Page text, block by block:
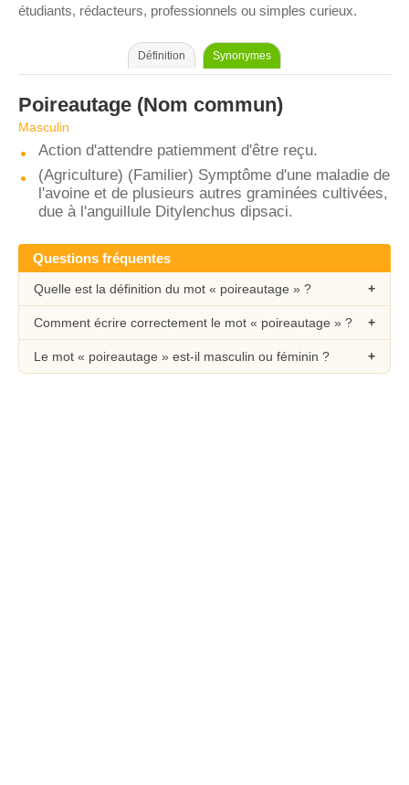
étudiants, rédacteurs, professionnels ou simples curieux.
Définition Synonymes
Poireautage (Nom commun)
Masculin
Action d'attendre patiemment d'être reçu.
(Agriculture) (Familier) Symptôme d'une maladie de
l'avoine et de plusieurs autres graminées cultivées,
due à l'anguillule Ditylenchus dipsaci.
Questions fréquentes
Quelle est la définition du mot « poireautage » ?
Comment écrire correctement le mot « poireautage » ?
Le mot « poireautage » est-il masculin ou féminin ?